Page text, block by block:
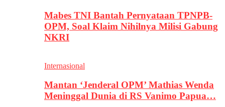
Mabes TNI Bantah Pernyataan TPNPB-
OPM, Soal Klaim Nihilnya Milisi Gabung
NKRI
Internasional
Mantan ‘Jenderal OPM’ Mathias Wenda
Meninggal Dunia di RS Vanimo Papua…